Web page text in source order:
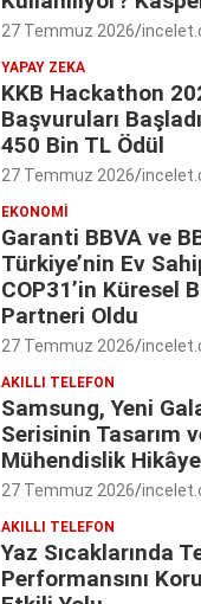
d
I
n
e
r
b
C
h
n
n
e
27 Temmuz 2026
YAPAY ZEKA
KKB Hackathon
Başvuruları
450 Bin TL Ödül
27 Temmuz 2026
EKONOMI
Garanti BBVA ve
Türkiye’nin Ev
COP31’in Küresel
Partneri Oldu
27 Temmuz 2026
AKILLI TELEFON
Samsung, Yeni
Serisinin Tasarım
Mühendislik
27 Temmuz 2026
AKILLI TELEFON
Yaz Sıcaklarında
Performansını